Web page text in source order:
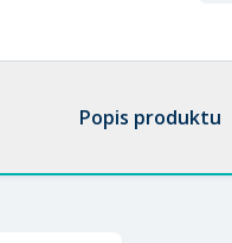
Popis produktu